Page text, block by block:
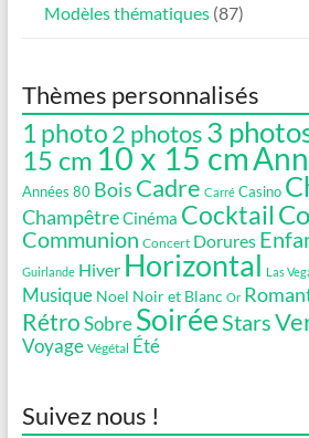
Modèles thématiques (87)
Thèmes personnalisés
1 photo2 photos3
15 cm 10 x 15 cm
Années 80 Bois Cadre Carré Casino
ChampêtreCinéma Cocktail
Communion Concert Dorures
Guirlande Hiver Horizontal Las
Musique Noel Noir et Blanc Or
RétroSobre SoiréeStars
Voyage Végétal Été
Suivez nous !